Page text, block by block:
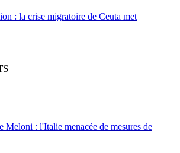
: la crise migratoire de Ceuta met
Meloni : l'Italie menacée de mesures de